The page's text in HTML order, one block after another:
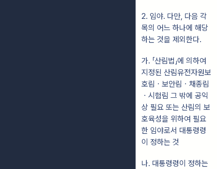
2. 임야. 다만, 다음 각
목의 어느 하나에 해당
하는 것을 제외한다.
가. 「산림법」에 의하여
지정된 산림유전자원보
호림ㆍ보안림ㆍ채종림
ㆍ시험림 그 밖에 공익
상 필요 또는 산림의 보
호육성을 위하여 필요
한 임야로서 대통령령
이 정하는 것
나. 대통령령이 정하는